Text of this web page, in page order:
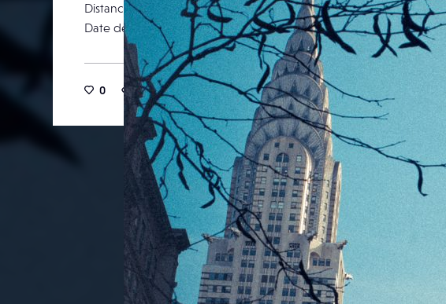
Distance focale
0 mm
Date de publication
11 février 2012
0 11